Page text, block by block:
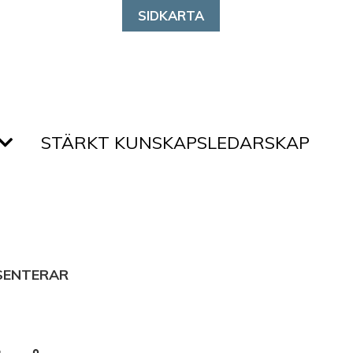
SIDKARTA
STÄRKT KUNSKAPSLEDARSKAP